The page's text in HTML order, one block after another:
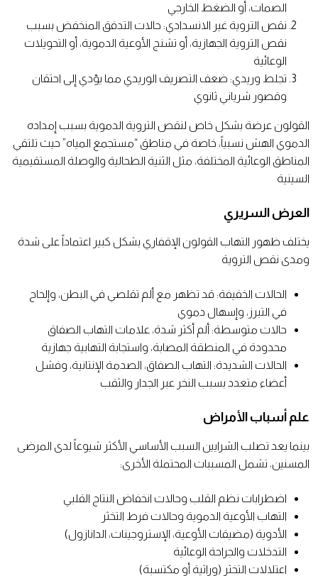
الصمات، أو الضغط الخارجي
نقص التروية غير الانسدادي: حالات التدفق المنخفض بسبب
نقص التروية الجهازية، أو تشنج الأوعية الدموية، أو التحويلات
الوعائية
تجلط وريدي: ضعف التصريف الوريدي مما يؤدي إلى احتقان
وقصور شرياني ثانوي
القولون عرضة بشكل خاص لنقص التروية الدموية بسبب إمداده
الدموي الهش نسبياً، خاصة في مناطق “مستجمع المياه” حيث تلتقي
المناطق الوعائية المختلفة، مثل الثنية الطحالية والوصلة المستقيمية
السينية
العرض السريري
يختلف ظهور التهاب القولون الإقفاري بشكل كبير اعتماداً على شدة
ومدى نقص التروية
الحالات الخفيفة: قد تظهر مع ألم تقلصي في البطن، وإلحاح
في التبرز، وإسهال دموي
حالات متوسطة: ألم أكثر شدة، علامات التهاب الصفاق
محدودة في المنطقة المصابة، واستجابة التهابية جهازية
الحالات الشديدة: التهاب الصفاق، الصدمة الإنتانية، وفشل
أعضاء متعدد بسبب النخر عبر الجدار والثقب
علم أسباب الأمراض
بينما يعد تصلب الشرايين السبب الأساسي الأكثر شيوعاً لدى المرضى
المسنين، تشمل المسببات المحتملة الأخرى:
اضطرابات نظم القلب وحالات انخفاض النتاج القلبي
التهاب الأوعية الدموية وحالات فرط التخثر
الأدوية (مضيقات الأوعية، الإستروجينات، الدانازول)
التدخلات والجراحة الوعائية
اعتلالات التخثر (وراثية أو مكتسبة)